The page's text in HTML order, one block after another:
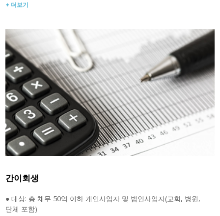
+ 더보기
간이회생
● 대상: 총 채무 50억 이하 개인사업자 및 법인사업자(교회, 병원,
단체 포함)